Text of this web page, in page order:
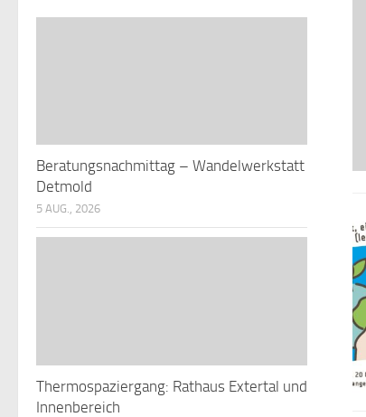
Beratungsnachmittag – Wandelwerkstatt
Detmold
5 AUG., 2026
Thermospaziergang: Rathaus Extertal und
Innenbereich